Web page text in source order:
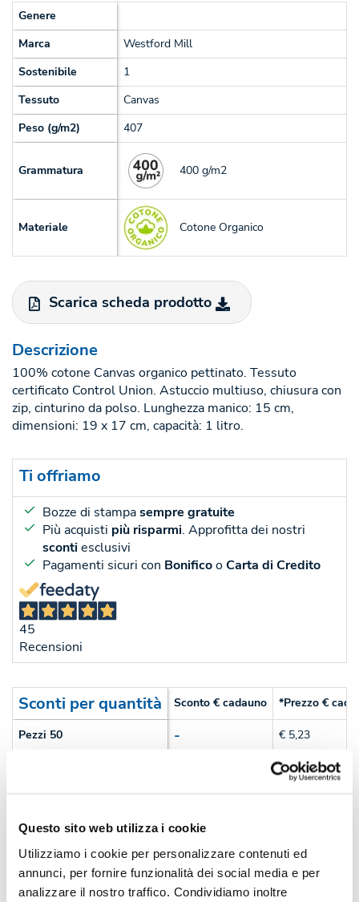
Questo sito web utilizza i cookie
Utilizziamo i cookie per personalizzare contenuti ed
annunci, per fornire funzionalità dei social media e per
analizzare il nostro traffico. Condividiamo inoltre
Genere
Marca
Westford Mill
Sostenibile
1
Tessuto
Canvas
Peso (g/m2)
407
Grammatura 400 g/m2
Materiale Cotone Organico
Scarica scheda prodotto
Descrizione
100% cotone Canvas organico pettinato. Tessuto
certificato Control Union. Astuccio multiuso, chiusura con
zip, cinturino da polso. Lunghezza manico: 15 cm,
dimensioni: 19 x 17 cm, capacità: 1 litro.
Ti offriamo
Bozze di stampasempre gratuite
Più acquisti più risparmi. Approfitta dei nostri
scontiesclusivi
Pagamenti sicuri con BonificooCarta di Credito
45
Recensioni
Sconti per quantità Sconto € cadauno *Prezzo €
Pezzi 50 - € 5,23
€ 4,86
Pezzi 500 -21%
*Prezzi prodotto per quantità merce neutra e prezzi IVA
Non trovi la quantità in tabella?Calcola il preventivo